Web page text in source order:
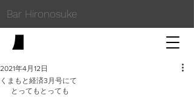
Bar Hironosuke
くまもと経済3月号にて
2021年4月12日
とってもとっても